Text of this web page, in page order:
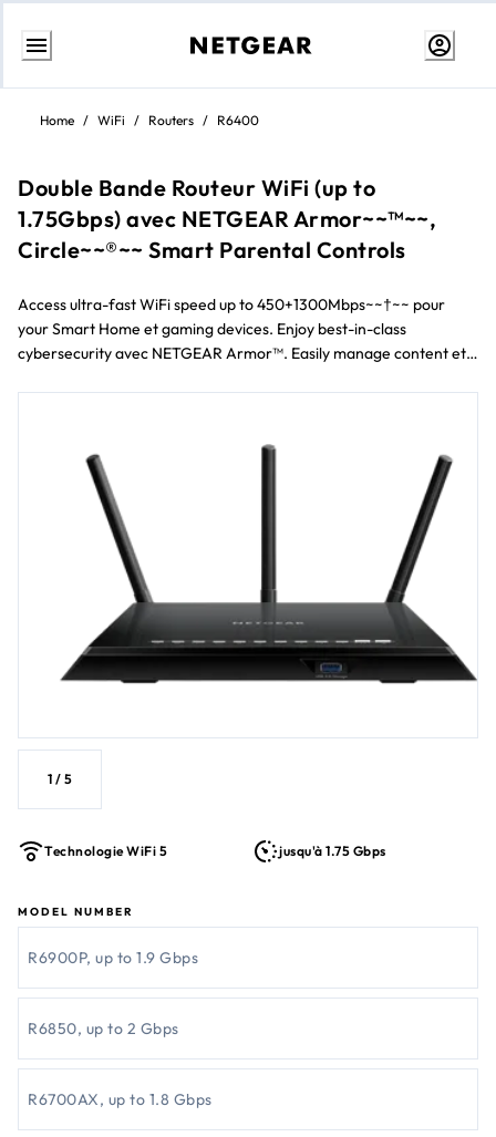
Aller
contenu
Home / WiFi / Routers / R6400
Double Bande Routeur WiFi (up to
1.75Gbps) avec NETGEAR Armor~~™~~,
Circle~~®~~ Smart Parental Controls
Access ultra-fast WiFi speed up to 450+1300Mbps~~†~~ pour
your Smart Home et gaming devices. Enjoy best-in-class
cybersecurity avec NETGEAR Armor™. Easily manage content et
1 / 5
Technologie WiFi 5 jusqu'à 1.75 Gbps
MODEL NUMBER
R6900P, up to 1.9 Gbps
R6850, up to 2 Gbps
R6700AX, up to 1.8 Gbps